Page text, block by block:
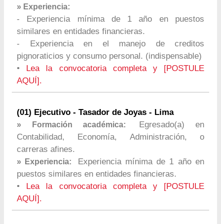
» Experiencia:
- Experiencia mínima de 1 año en puestos
similares en entidades financieras.
- Experiencia en el manejo de creditos
pignoraticios y consumo personal. (indispensable)
•
Lea la convocatoria completa y [POSTULE
AQUÍ].
(01) Ejecutivo - Tasador de Joyas - Lima
» Formación académica:
Egresado(a) en
Contabilidad, Economía, Administración, o
carreras afines.
» Experiencia:
Experiencia mínima de 1 año en
puestos similares en entidades financieras.
•
Lea la convocatoria completa y [POSTULE
AQUÍ].